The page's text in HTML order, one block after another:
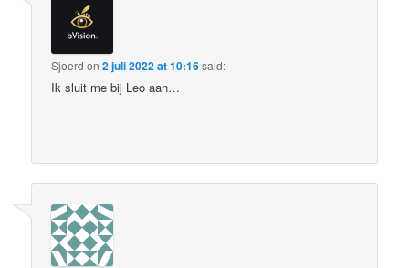
Sjoerd on2 juli 2022 at 10:16said:
Ik sluit me bij Leo aan…